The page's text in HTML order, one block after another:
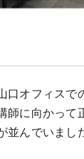
口オフィスで
師に向かって
んでいまし